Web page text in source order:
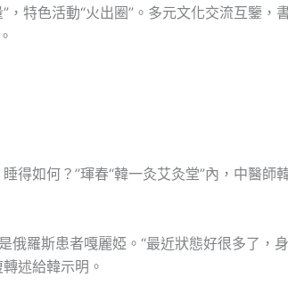
，特色活動“火出圈”。多元文化交流互鑒，
得如何？”琿春“韓一灸艾灸堂”內，中醫師
俄羅斯患者嘎麗婭。“最近狀態好很多了，
述給韓示明。